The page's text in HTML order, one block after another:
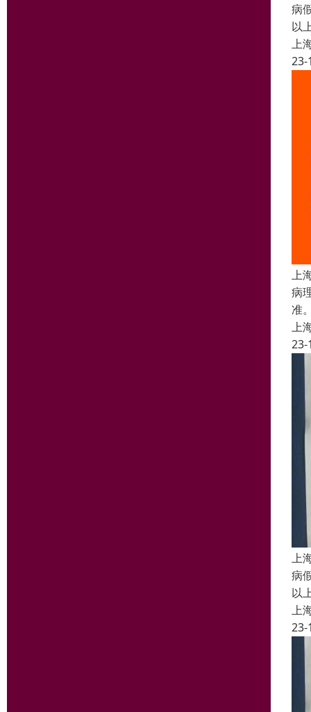
病
以
上
23-
上
病
准
上
23-
上
病
以
上
23-